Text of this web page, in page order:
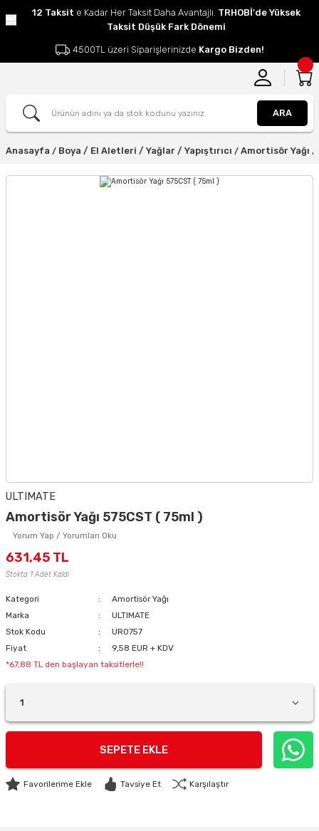
12 Taksit e Kadar Her Taksit Daha Avantajlı. TRHOBİ'de Yüksek
Taksit Düşük Fark Dönemi
4500TL üzeri Siparişlerinizde Kargo Bizden!
ARA
Anasayfa Boya / El Aletleri / Yağlar / Yapıştırıcı Amortisör Yağı
ULTIMATE
Amortisör Yağı 575CST ( 75ml )
Yorum Yap / Yorumları Oku
631,45 TL
Stokta 1 Adet Kaldı
Kategori
Amortisör Yağı
Marka
ULTIMATE
Stok Kodu
UR0757
Fiyat
9,58 EUR + KDV
*67,88 TL den başlayan taksitlerle!!
SEPETE EKLE
Tavsiye Et Karşılaştır